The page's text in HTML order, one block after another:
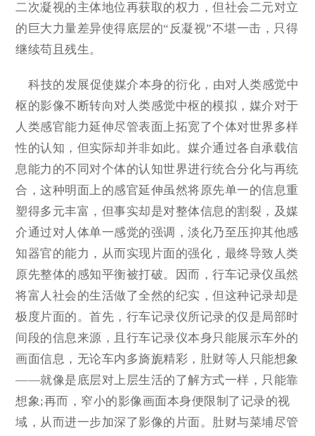
二次凝视的主体地位再获取的权力，但社会二元对立
的巨大力量差异使得底层的“反凝视”不堪一击，只得
继续苟且残生。
科技的发展促使媒介本身的衍化，由对人类感觉中
枢的影像不断转向对人类感觉中枢的模拟，媒介对于
人类感官能力延伸尽管表面上拓宽了个体对世界多样
性的认知，但实际却并非如此。媒介通过各自承载信
息能力的不同对个体的认知世界进行统合分化与再统
合，这种明面上的感官延伸虽然将原先单一的信息重
塑得多元丰富，但事实却是对整体信息的割裂，及媒
介通过对人体单一感觉的强调，淡化乃至压抑其他感
知器官的能力，从而实现片面的强化，最终导致人类
原先整体的感知平衡被打破。因而，行车记录仪虽然
将富人社会的生活做了全然的纪实，但这种记录却是
极度片面的。首先，行车记录仪所记录的仅是局部时
间段的信息来源，且行车记录仪本身只能展示车外的
画面信息，无论车内多旖旎精彩，肚财等人只能想象
——就像是底层对上层生活的了解方式一样，只能靠
想象;再而，窄小的影像画面本身便限制了记录的视
域，从而进一步加深了影像的片面。肚财与菜埔尽管